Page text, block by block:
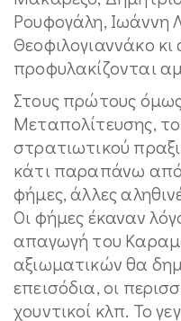
Ρουφογάλη, Ιωάννη
Θεοφιλογιαννάκο
προφυλακίζονται
Στους πρώτους
Μεταπολίτευσης,
στρατιωτικού
κάτι παραπάνω από
φήμες, άλλες
Οι φήμες έκαναν
απαγωγή του
αξιωματικών θα
επεισόδια, οι
χουντικοί κλπ. Το